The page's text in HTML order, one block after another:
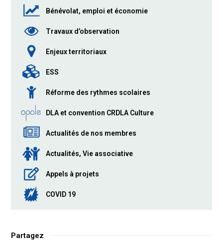
Bénévolat, emploi et économie
Travaux d’observation
Enjeux territoriaux
ESS
Réforme des rythmes scolaires
DLA et convention CRDLA Culture
Actualités de nos membres
Actualités, Vie associative
Appels à projets
COVID 19
Partagez